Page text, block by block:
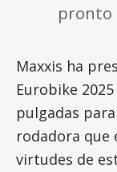
pronto
Maxxis ha
Eurobike
pulgadas
rodadora que
virtudes de